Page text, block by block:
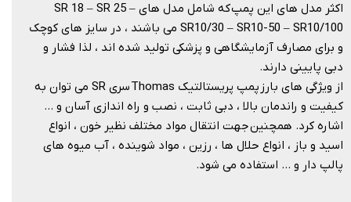
اکثر مدل های این پمپ که شامل مدل های SR 18 – SR 25 –
SR10/30 – SR10-50 – SR10/100 می باشند ، در سایز های کوچک
و برای مصارف آزمایشگاهی و پزشکی تولید شده اند ، لذا فشار و
دبی پایینی دارند.
از ویژگی های بارز پمپ پریستالتیک Thomas سری SR می توان به
کیفیت و راندمان بالا ، دبی ثابت ، نصب و راه اندازی آسان و …
اشاره کرد. همچنین جهت انتقال مواد مختلف نظیر خون ، انواع
اسید و باز ، انواع حلال ها ، رزین ، مواد شوینده ، آب میوه های
پالپ دار و … استفاده می شود.​​​​​​​